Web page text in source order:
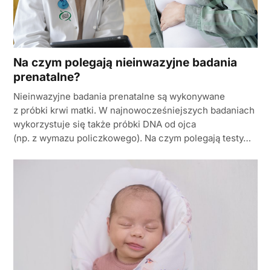
Na czym polegają nieinwazyjne badania
prenatalne?
Nieinwazyjne badania prenatalne są wykonywane
z próbki krwi matki. W najnowocześniejszych badaniach
wykorzystuje się także próbki DNA od ojca
(np. z wymazu policzkowego). Na czym polegają testy…